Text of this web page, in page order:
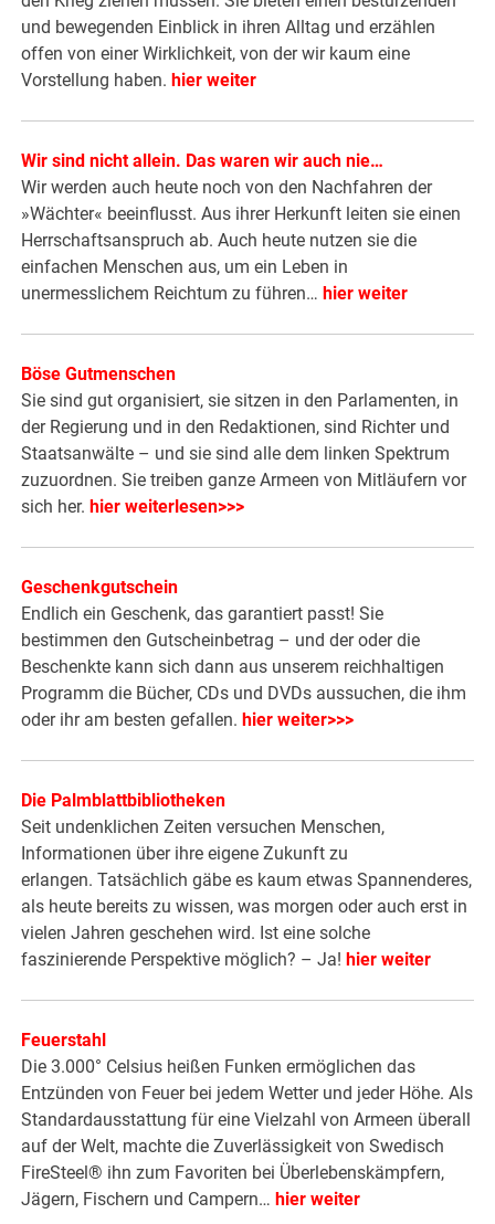
und bewegenden Einblick in ihren Alltag und erzählen
offen von einer Wirklichkeit, von der wir kaum eine
Vorstellung haben. hier weiter
Wir sind nicht allein. Das waren wir auch nie…
Wir werden auch heute noch von den Nachfahren der
»Wächter« beeinflusst. Aus ihrer Herkunft leiten sie einen
Herrschaftsanspruch ab. Auch heute nutzen sie die
einfachen Menschen aus, um ein Leben in
unermesslichem Reichtum zu führen… hier weiter
Böse Gutmenschen
Sie sind gut organisiert, sie sitzen in den Parlamenten, in
der Regierung und in den Redaktionen, sind Richter und
Staatsanwälte – und sie sind alle dem linken Spektrum
zuzuordnen. Sie treiben ganze Armeen von Mitläufern vor
sich her. hier weiterlesen>>>
Geschenkgutschein
Endlich ein Geschenk, das garantiert passt! Sie
bestimmen den Gutscheinbetrag – und der oder die
Beschenkte kann sich dann aus unserem reichhaltigen
Programm die Bücher, CDs und DVDs aussuchen, die ihm
oder ihr am besten gefallen. hier weiter>>>
Die Palmblattbibliotheken
Seit undenklichen Zeiten versuchen Menschen,
Informationen über ihre eigene Zukunft zu
erlangen. Tatsächlich gäbe es kaum etwas Spannenderes,
als heute bereits zu wissen, was morgen oder auch erst in
vielen Jahren geschehen wird. Ist eine solche
faszinierende Perspektive möglich? – Ja! hier weiter
Feuerstahl
Die 3.000° Celsius heißen Funken ermöglichen das
Entzünden von Feuer bei jedem Wetter und jeder Höhe. Als
Standardausstattung für eine Vielzahl von Armeen überall
auf der Welt, machte die Zuverlässigkeit von Swedisch
FireSteel® ihn zum Favoriten bei Überlebenskämpfern,
Jägern, Fischern und Campern… hier weiter